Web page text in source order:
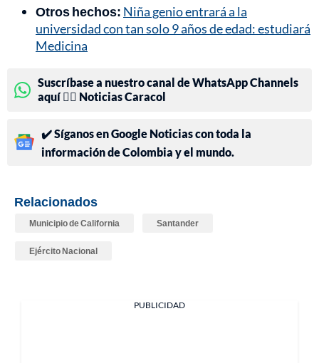
Otros hechos: Niña genio entrará a la
universidad con tan solo 9 años de edad: estudiará
Medicina
Suscríbase a nuestro canal de WhatsApp Channels
aquí 👉🏻 Noticias Caracol
✔️ Síganos en Google Noticias con toda la
información de Colombia y el mundo.
Relacionados
Municipio de California Santander
Ejército Nacional
PUBLICIDAD